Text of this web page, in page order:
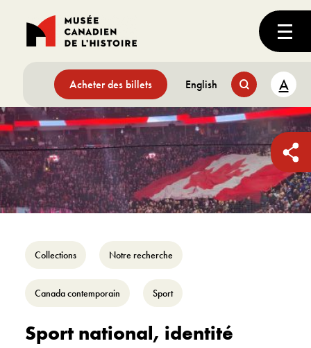
Acheter des billets English A
Collections Notre recherche
Canada contemporain Sport
Sport national, identité